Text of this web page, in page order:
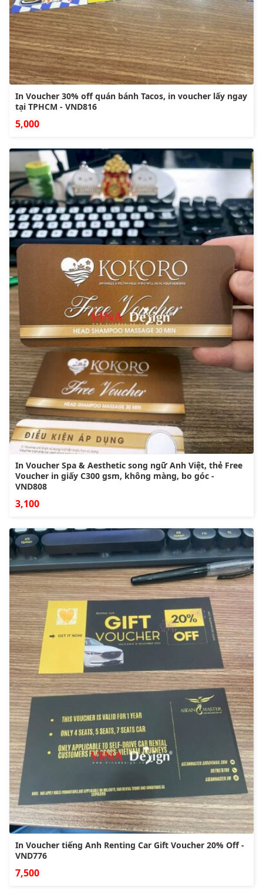
In Voucher 30% off quán bánh Tacos, in voucher lấy ngay
tại TPHCM - VND816
5,000
In Voucher Spa & Aesthetic song ngữ Anh Việt, thẻ Free
Voucher in giấy C300 gsm, không màng, bo góc -
VND808
3,100
In Voucher tiếng Anh Renting Car Gift Voucher 20% Off -
VND776
7,500